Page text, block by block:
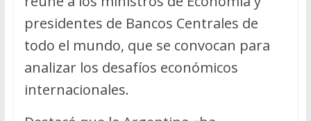
presidentes de Bancos Centrales de
todo el mundo, que se convocan para
analizar los desafíos económicos
internacionales.